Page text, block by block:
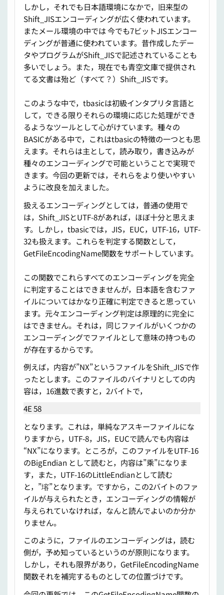
しかし，それでも日本語環境になかで，旧来型の
Shift_JISエンコーディングが広く使われています。
またメール環境の中では 今でも7ビットJISエンコー
ディングが普通に使われています。昔作成したデー
タやプログラムがShift_JISで記述されていることも
多いでしょう。また，現在でも青空文庫で提供され
てる文書は殆ど（すべて？）Shift_JISです。
このような中で，tbasicは初級インタプリタ言語と
して，できる限りそれらの環境に応じた処理ができ
るようなツールとして心がけています。種々の
BASICがある中で，これはtbasicの特徴の一つとも思
えます。それらは主として，読み取り，書き込みが
種々のエンコーディングで可能ということで実現で
きます。今回の更新では，それらをより使いやすい
ように改良を加えました。
扱えるエンコーディングとしては，普通の使用で
は，Shift_JISとUTF-8があれば，ほぼ十分と思えま
す。しかし，tbasicでは，JIS，EUC，UTF-16，UTF-
32も扱えます。これらを判定する関数として，
GetFileEncodingName関数をサポートしています。
この関数でこれらすべてのエンコーディングを完全
に判定することはできませんが，日本語を含むファ
イルについてはかなり正確に判定できると思ってい
ます。元々エンコーディング判定は原理的に完全に
はできません。それは，同じファイルがいくつかの
エンコーディングでファイルとして意味の持つもの
が存在するからです。
例えば，内容が”NX”というファイルをShift_JISで作
ったとします。このファイルのバイナリとしての内
容は，16進数で表すと，2バイトで，
4E 58
となります。これは，単純なアスキーファイルにな
りますから，UTF-8，JIS，EUCで読んでも内容は
“NX”になります。ところが，このファイルをUTF-16
のBigEndian として読むと，内容は”乘”になりま
す，また，UTF-16のLittleEndianとして読む
と，”塎”となります。ですから，この2バイトのファ
イルが与えられたとき，エンコーディングの情報が
与えられていなければ，なんと読んでよいのか分か
りません。
このように，ファイルのエンコーディングは，読む
側が，予め知っているというのが原則になります。
しかし，それも限界があり，GetFileEncodingName
関数それを補完するものとしての位置づけです。